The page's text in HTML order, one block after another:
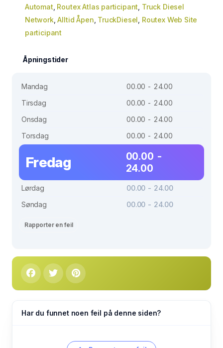
Automat Routex Atlas participant Truck Diesel
Network,Alltid Åpen TruckDiesel Routex Web Site
participant
Åpningstider
Mandag
00.00 - 24.00
Tirsdag
00.00 - 24.00
Onsdag
00.00 - 24.00
Torsdag
00.00 - 24.00
Fredag
00.00 -
24.00
Lørdag
00.00 - 24.00
Søndag
00.00 - 24.00
Rapporter en feil
Har du funnet noen feil på denne siden?